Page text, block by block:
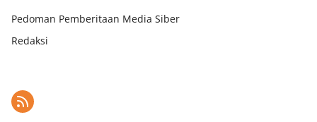
Pedoman Pemberitaan Media Siber
Redaksi